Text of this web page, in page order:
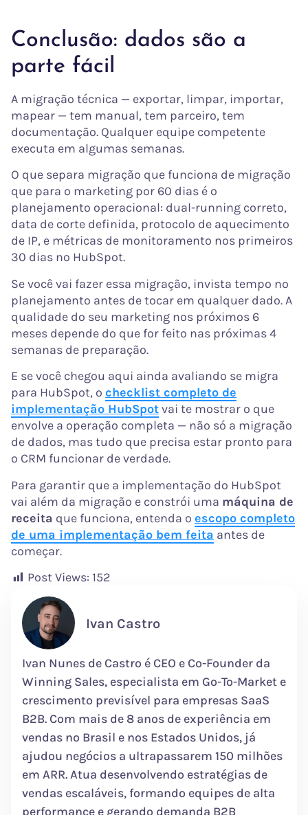
Conclusão: dados são a
parte fácil
A migração técnica — exportar, limpar, importar,
mapear — tem manual, tem parceiro, tem
documentação. Qualquer equipe competente
executa em algumas semanas.
O que separa migração que funciona de migração
que para o marketing por 60 dias é o
planejamento operacional: dual-running correto,
data de corte definida, protocolo de aquecimento
de IP, e métricas de monitoramento nos primeiros
30 dias no HubSpot.
Se você vai fazer essa migração, invista tempo no
planejamento antes de tocar em qualquer dado. A
qualidade do seu marketing nos próximos 6
meses depende do que for feito nas próximas 4
semanas de preparação.
E se você chegou aqui ainda avaliando se migra
para HubSpot, o checklist completo de
implementação HubSpotvai te mostrar o que
envolve a operação completa — não só a migração
de dados, mas tudo que precisa estar pronto para
o CRM funcionar de verdade.
Para garantir que a implementação do HubSpot
vai além da migração e constrói uma máquina de
receita que funciona, entenda o escopo completo
de uma implementação bem feita antes de
começar.
Post Views: 152
Ivan Castro
Ivan Nunes de Castro é CEO e Co-Founder da
Winning Sales, especialista em Go-To-Market e
crescimento previsível para empresas SaaS
B2B. Com mais de 8 anos de experiência em
vendas no Brasil e nos Estados Unidos, já
ajudou negócios a ultrapassarem 150 milhões
em ARR. Atua desenvolvendo estratégias de
vendas escaláveis, formando equipes de alta
performance e gerando demanda B2B